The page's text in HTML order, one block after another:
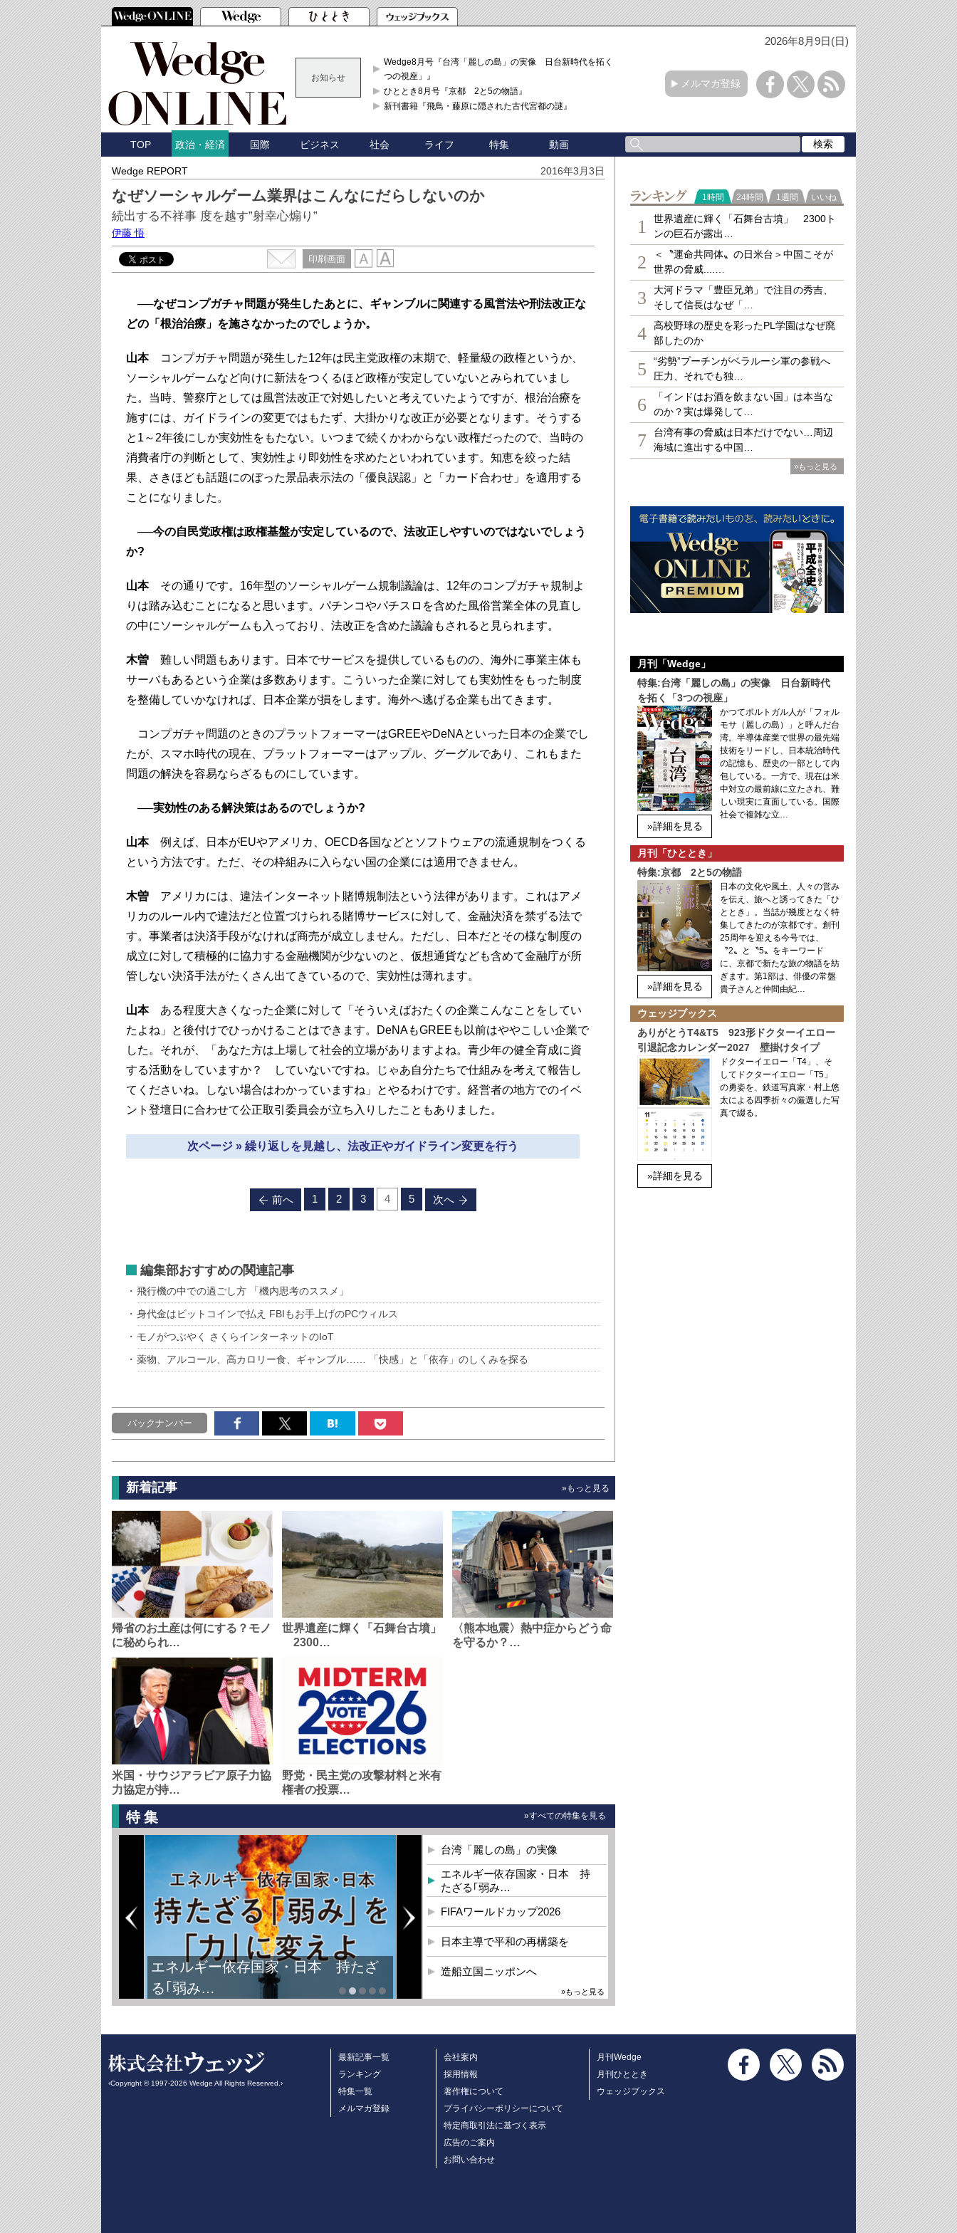
2026年8月9日(日)
お知らせ
Wedge8月号『台湾「麗しの島」の実像 日台新時代を拓く「3
つの視座」』
ひととき8月号『京都 2と5の物語』
新刊書籍『飛鳥・藤原に隠された古代宮都の謎』
メルマガ登録
TOP 政治・経済 国際 ビジネス 社会 ライフ 特集 動画
Wedge REPORT 2016年3月3日
なぜソーシャルゲーム業界はこんなにだらしないのか
続出する不祥事 度を越す”射幸心煽り”
伊藤 悟
印刷画面
──なぜコンプガチャ問題が発生したあとに、ギャンブルに関連する風営法や刑法改正な
どの「根治治療」を施さなかったのでしょうか。
山本コンプガチャ問題が発生した12年は民主党政権の末期で、軽量級の政権というか、
ソーシャルゲームなど向けに新法をつくるほど政権が安定していないとみられていまし
た。当時、警察庁としては風営法改正で対処したいと考えていたようですが、根治治療を
施すには、ガイドラインの変更ではもたず、大掛かりな改正が必要となります。そうする
と1～2年後にしか実効性をもたない。いつまで続くかわからない政権だったので、当時の
消費者庁の判断として、実効性より即効性を求めたといわれています。知恵を絞った結
果、さきほども話題にのぼった景品表示法の「優良誤認」と「カード合わせ」を適用する
ことになりました。
──今の自民党政権は政権基盤が安定しているので、法改正しやすいのではないでしょう
か?
山本その通りです。16年型のソーシャルゲーム規制議論は、12年のコンプガチャ規制よ
りは踏み込むことになると思います。パチンコやパチスロを含めた風俗営業全体の見直し
の中にソーシャルゲームも入っており、法改正を含めた議論もされると見られます。
木曽 難しい問題もあります。日本でサービスを提供しているものの、海外に事業主体も
サーバもあるという企業は多数あります。こういった企業に対しても実効性をもった制度
を整備していかなければ、日本企業が損をします。海外へ逃げる企業も出てきます。
コンプガチャ問題のときのプラットフォーマーはGREEやDeNAといった日本の企業でし
たが、スマホ時代の現在、プラットフォーマーはアップル、グーグルであり、これもまた
問題の解決を容易ならざるものにしています。
──実効性のある解決策はあるのでしょうか?
山本例えば、日本がEUやアメリカ、OECD各国などとソフトウェアの流通規制をつくる
という方法です。ただ、その枠組みに入らない国の企業には適用できません。
木曽 アメリカには、違法インターネット賭博規制法という法律があります。これはアメ
リカのルール内で違法だと位置づけられる賭博サービスに対して、金融決済を禁ずる法で
す。事業者は決済手段がなければ商売が成立しません。ただし、日本だとその様な制度の
成立に対して積極的に協力する金融機関が少ないのと、仮想通貨なども含めて金融庁が所
管しない決済手法がたくさん出てきているので、実効性は薄れます。
山本ある程度大きくなった企業に対して「そういえばおたくの企業こんなことをしてい
たよね」と後付けでひっかけることはできます。DeNAもGREEも以前はややこしい企業で
した。それが、「あなた方は上場して社会的立場がありますよね。青少年の健全育成に資
する活動をしていますか？ していないですね。じゃあ自分たちで仕組みを考えて報告し
てくださいね。しない場合はわかっていますね」とやるわけです。経営者の地方でのイベ
ント登壇日に合わせて公正取引委員会が立ち入りしたこともありました。
次ページ » 繰り返しを見越し、法改正やガイドライン変更を行う
前へ 1 2 3 4 5 次へ
編集部おすすめの関連記事
飛行機の中での過ごし方 「機内思考のススメ」
身代金はビットコインで払え FBIもお手上げのPCウィルス
モノがつぶやく さくらインターネットのIoT
薬物、アルコール、高カロリー食、ギャンブル…… 「快感」と「依存」のしくみを探る
バックナンバー
新着記事 »もっと見る
帰省のお土産は何にする？モノ
に秘められ…
世界遺産に輝く「石舞台古墳」
2300…
〈熊本地震〉熱中症からどう命
を守るか？…
米国・サウジアラビア原子力協
力協定が持…
野党・民主党の攻撃材料と米有
権者の投票…
特集 »すべての特集を見る
エネルギー依存国家・日本 持たざ
る｢弱み…
台湾「麗しの島」の実像
エネルギー依存国家・日本 持
たざる｢弱み…
FIFAワールドカップ2026
日本主導で平和の再構築を
造船立国ニッポンへ
»もっと見る
ランキング
1時間 24時間 1週間 いいね
1
世界遺産に輝く「石舞台古墳」 2300ト
ンの巨石が露出…
2
＜〝運命共同体〟の日米台＞中国こそが
世界の脅威....…
3
大河ドラマ「豊臣兄弟」で注目の秀吉、
そして信長はなぜ「…
4
高校野球の歴史を彩ったPL学園はなぜ廃
部したのか
5
“劣勢”プーチンがベラルーシ軍の参戦へ
圧力、それでも独…
6
「インドはお酒を飲まない国」は本当な
のか？実は爆発して…
7
台湾有事の脅威は日本だけでない…周辺
海域に進出する中国…
»もっと見る
月刊「Wedge」
特集:台湾「麗しの島」の実像 日台新時代
を拓く「3つの視座」
»詳細を見る
かつてポルトガル人が「フォル
モサ（麗しの島）」と呼んだ台
湾。半導体産業で世界の最先端
技術をリードし、日本統治時代
の記憶も、歴史の一部として内
包している。一方で、現在は米
中対立の最前線に立たされ、難
しい現実に直面している。国際
社会で複雑な立…
月刊「ひととき」
特集:京都 2と5の物語
»詳細を見る
日本の文化や風土、人々の営み
を伝え、旅へと誘ってきた「ひ
ととき」。当誌が幾度となく特
集してきたのが京都です。創刊
25周年を迎える今号では、
〝2〟と〝5〟をキーワード
に、京都で新たな旅の物語を紡
ぎます。第1部は、俳優の常盤
貴子さんと仲間由紀…
ウェッジブックス
ありがとうT4&T5 923形ドクターイエロー
引退記念カレンダー2027 壁掛けタイプ
»詳細を見る
ドクターイエロー「T4」、そ
してドクターイエロー「T5」
の勇姿を、鉄道写真家・村上悠
太による四季折々の厳選した写
真で綴る。
‹Copyright © 1997-2026 Wedge All Rights Reserved.›
最新記事一覧
ランキング
特集一覧
メルマガ登録
会社案内
採用情報
著作権について
プライバシーポリシーについて
特定商取引法に基づく表示
広告のご案内
お問い合わせ
月刊Wedge
月刊ひととき
ウェッジブックス